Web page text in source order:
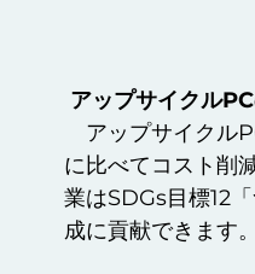
アップサイクル
アップサイクル
に比べてコスト削
業はSDGs目標12
成に貢献できます。